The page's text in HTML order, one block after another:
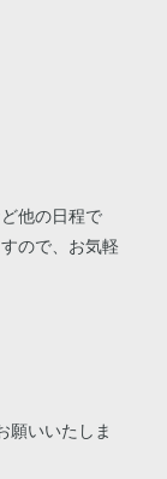
他の日程で
ので、お気軽
いいたしま